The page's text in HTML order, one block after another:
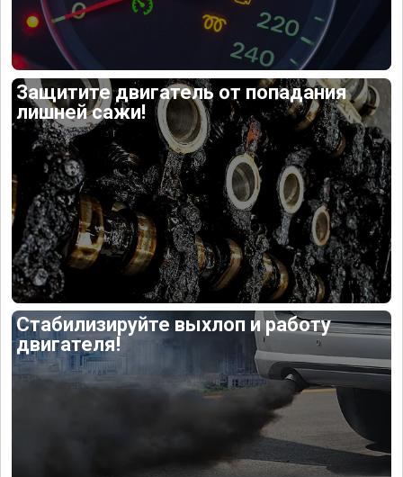
Защитите двигатель от попадания
лишней сажи!
Стабилизируйте выхлоп и работу
двигателя!